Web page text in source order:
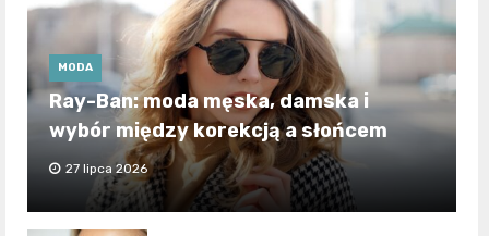
MODA
Ray-Ban: moda męska, damska i
wybór między korekcją a słońcem
27 lipca 2026